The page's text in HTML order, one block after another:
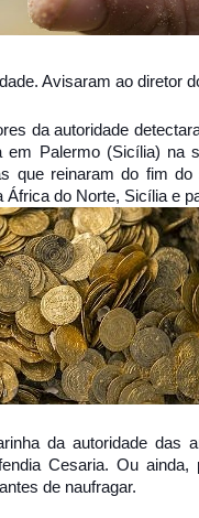
Avisaram ao diretor
da autoridade
em Palermo (Sicília) na
que reinaram do fim
África do Norte, Sicília e
da autoridade das
Cesaria. Ou
de naufragar.